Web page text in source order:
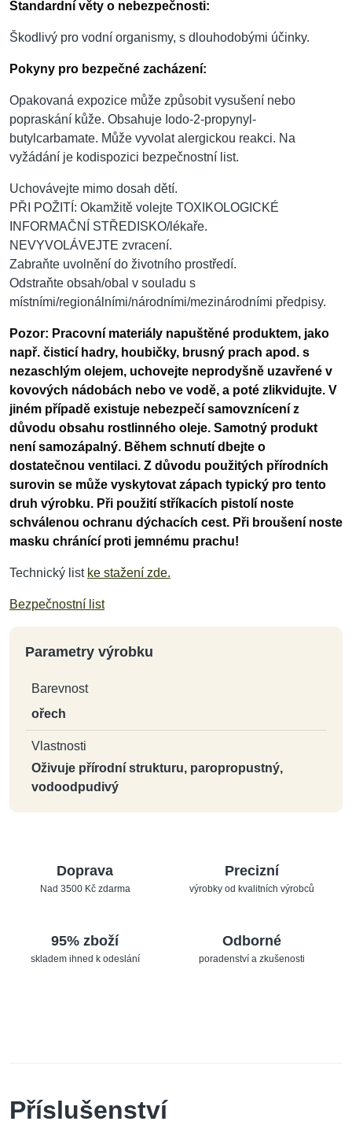
Standardní věty o nebezpečnosti:
Škodlivý pro vodní organismy, s dlouhodobými účinky.
Pokyny pro bezpečné zacházení:
Opakovaná expozice může způsobit vysušení nebo
popraskání kůže. Obsahuje Iodo-2-propynyl-
butylcarbamate. Může vyvolat alergickou reakci. Na
vyžádání je kodispozici bezpečnostní list.
Uchovávejte mimo dosah dětí.
PŘI POŽITÍ: Okamžitě volejte TOXIKOLOGICKÉ
INFORMAČNÍ STŘEDISKO/lékaře.
NEVYVOLÁVEJTE zvracení.
Zabraňte uvolnění do životního prostředí.
Odstraňte obsah/obal v souladu s
místními/regionálními/národními/mezinárodními předpisy.
Pozor: Pracovní materiály napuštěné produktem, jako
např. čisticí hadry, houbičky, brusný prach apod. s
nezaschlým olejem, uchovejte neprodyšně uzavřené v
kovových nádobách nebo ve vodě, a poté zlikvidujte. V
jiném případě existuje nebezpečí samovznícení z
důvodu obsahu rostlinného oleje. Samotný produkt
není samozápalný. Během schnutí dbejte o
dostatečnou ventilaci. Z důvodu použitých přírodních
surovin se může vyskytovat zápach typický pro tento
druh výrobku. Při použití stříkacích pistolí noste
schválenou ochranu dýchacích cest. Při broušení noste
masku chránící proti jemnému prachu!
Technický list ke stažení zde.
Bezpečnostní list
Parametry výrobku
Barevnost
ořech
Vlastnosti
Oživuje přírodní strukturu, paropropustný,
vodoodpudivý
Doprava
Nad 3500 Kč zdarma
Precizní
výrobky od kvalitních výrobců
95% zboží
skladem ihned k odeslání
Odborné
poradenství a zkušenosti
Příslušenství